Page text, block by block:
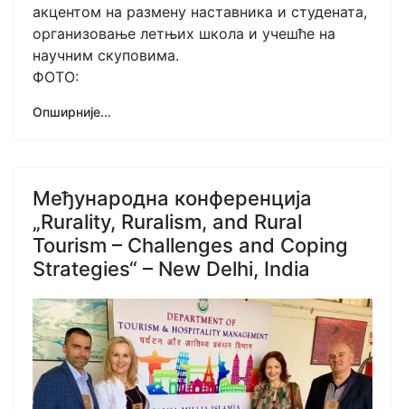
акцентом на размену наставника и студената,
организовање летњих школа и учешће на
научним скуповима.
ФОТО:
Опширније...
Међународнa конференцијa
„Rurality, Ruralism, and Rural
Tourism – Challenges and Coping
Strategies“ – New Delhi, India